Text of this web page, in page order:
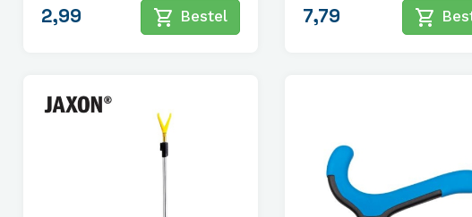
2,99 shopping_cart Bestel 7,79 shopping_cart